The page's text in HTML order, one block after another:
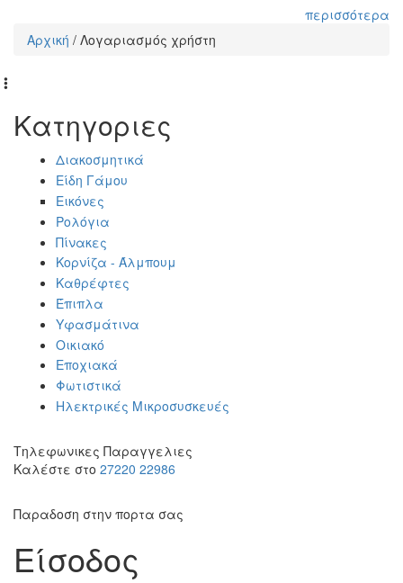
περισσότερα
Είστε εδώ
Αρχική / Λογαριασμός χρήστη
Κατηγοριες
Διακοσμητικά
Είδη Γάμου
Εικόνες
Ρολόγια
Πίνακες
Κορνίζα - Άλμπουμ
Καθρέφτες
Έπιπλα
Υφασμάτινα
Οικιακό
Εποχιακά
Φωτιστικά
Ηλεκτρικές Μικροσυσκευές
Τηλεφωνικες Παραγγελιες
Καλέστε στο 27220 22986
Παραδοση στην πορτα σας
Είσοδος